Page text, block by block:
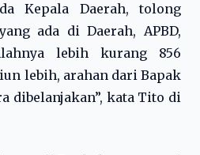
Kepala Daerah, tolong
ada di Daerah, APBD,
lebih kurang 856
lebih, arahan dari Bapak
dibelanjakan”, kata Tito di